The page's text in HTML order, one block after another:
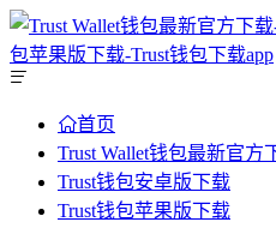
首页
Trust Wallet钱包最新官方
Trust钱包安卓版下载
Trust钱包苹果版下载